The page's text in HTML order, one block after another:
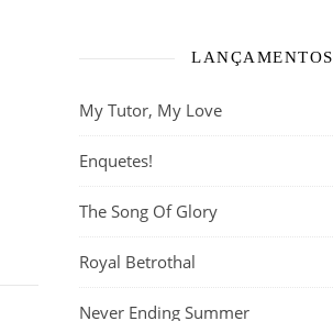
LANÇAMENTOS
My Tutor, My Love
Enquetes!
The Song Of Glory
Royal Betrothal
Never Ending Summer